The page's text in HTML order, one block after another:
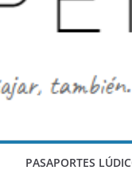
PASAPORTES